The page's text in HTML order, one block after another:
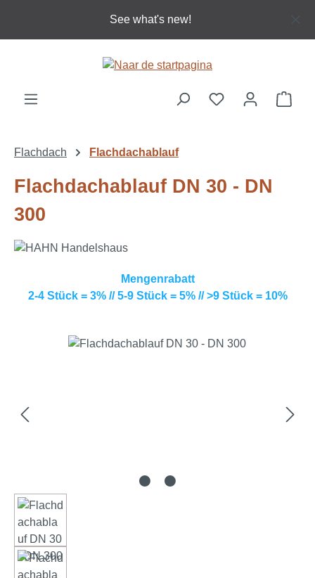
Ga naar de hoofdinhoudSee what's new!
Flachdach Flachdachablauf
Flachdachablauf DN 30 - DN
300
Mengenrabatt
2-4 Stück = 3% // 5-9 Stück = 5% // >9 Stück = 10%
Afbeeldingengalerij overslaan